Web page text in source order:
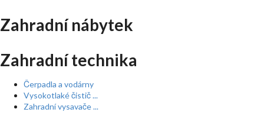
Zahradní nábytek
Zahradní technika
Čerpadla a vodárny
Vysokotlaké čistič ...
Zahradní vysavače ...